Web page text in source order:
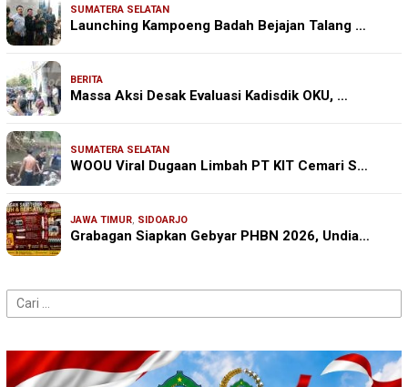
SUMATERA SELATAN
Launching Kampoeng Badah Bejajan Talang …
BERITA
Massa Aksi Desak Evaluasi Kadisdik OKU, …
SUMATERA SELATAN
WOOU Viral Dugaan Limbah PT KIT Cemari S…
JAWA TIMUR, SIDOARJO
Grabagan Siapkan Gebyar PHBN 2026, Undia…
Cari
untuk: